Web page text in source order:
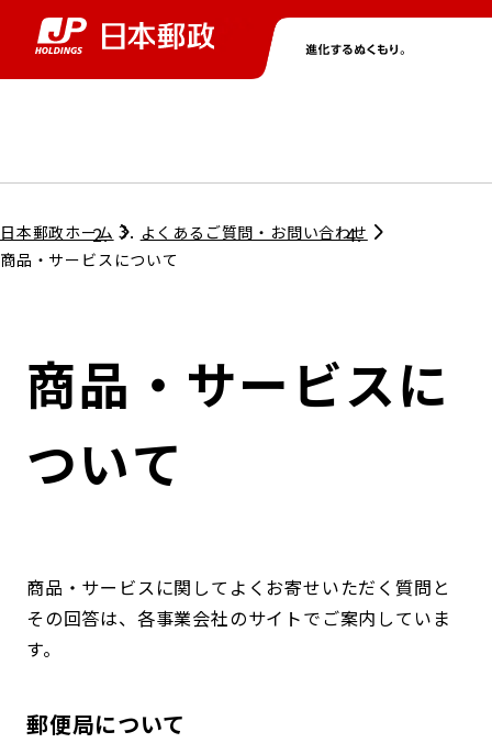
グループ情報トップ
コンプライアンス
ガバナンス
ローカル共創イニシアティブ
関連事業
株主・投資家情報トップ
個人投資家のみなさまへ
株式情報
IRニュース
IRカレンダー
ニューストップ
サステナビリティトップ
担当役員メッセージ
サステナビリティマネジメント
環境
社会
ガバナンス
採用情報トップ
日本郵政ホーム
よくあるご質問・お問い合わせ
商品・サービスについて
商品・サービスに
ついて
商品・サービスに関してよくお寄せいただく質問と
その回答は、各事業会社のサイトでご案内していま
す。
郵便局について